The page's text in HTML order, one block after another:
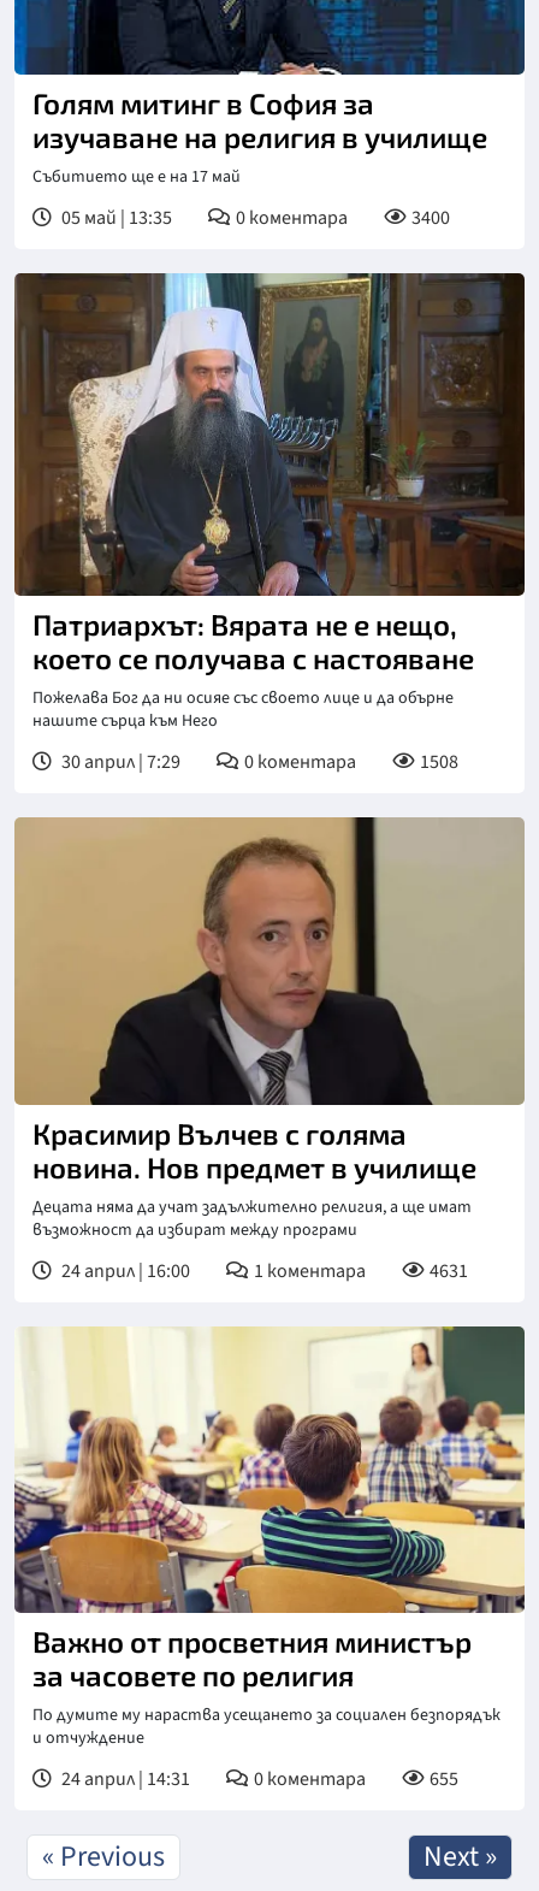
Голям митинг в София за
изучаване на религия в училище
Събитието ще е на 17 май
05 май | 13:35 0коментара 3400
Снимка: БНТ
Патриархът: Вярата не е нещо,
което се получава с настояване
Пожелава Бог да ни осияе със своето лице и да обърне
нашите сърца към Него
30 април | 7:29 0коментара 1508
Красимир Вълчев с голяма
новина. Нов предмет в училище
Децата няма да учат задължително религия, а ще имат
възможност да избират между програми
24 април | 16:00 1 коментара 4631
Важно от просветния министър
за часовете по религия
По думите му нараства усещането за социален безпорядък
и отчуждение
24 април | 14:31 0коментара 655
« Previous Next »